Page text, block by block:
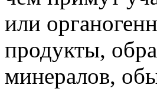
или
продукты,
минералов,